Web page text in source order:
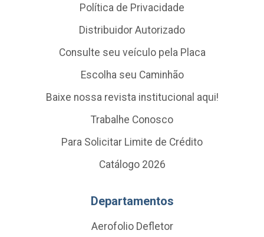
Política de Privacidade
Distribuidor Autorizado
Consulte seu veículo pela Placa
Escolha seu Caminhão
Baixe nossa revista institucional aqui!
Trabalhe Conosco
Para Solicitar Limite de Crédito
Catálogo 2026
Departamentos
Aerofolio Defletor